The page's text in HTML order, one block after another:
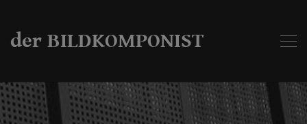
der BILDKOMPONIST